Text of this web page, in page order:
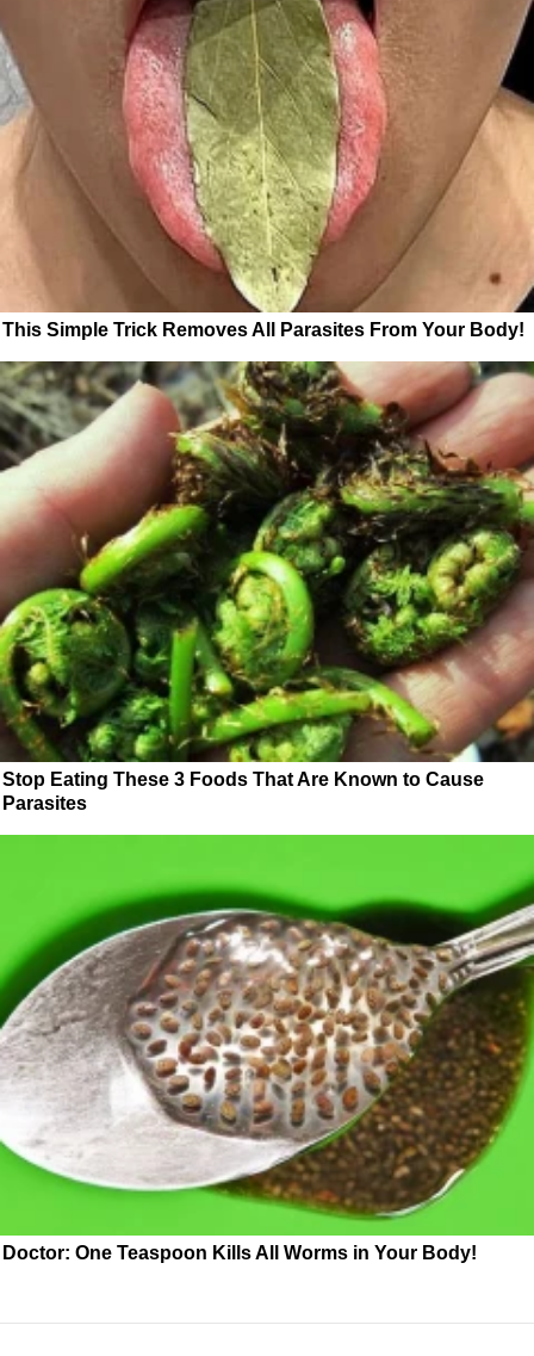
This Simple Trick Removes All Parasites From Your Body!
Stop Eating These 3 Foods That Are Known to Cause
Parasites
Doctor: One Teaspoon Kills All Worms in Your Body!